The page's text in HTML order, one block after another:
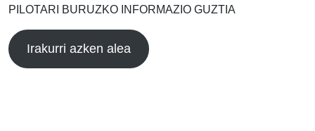
PILOTARI BURUZKO INFORMAZIO GUZTIA
Irakurri azken alea